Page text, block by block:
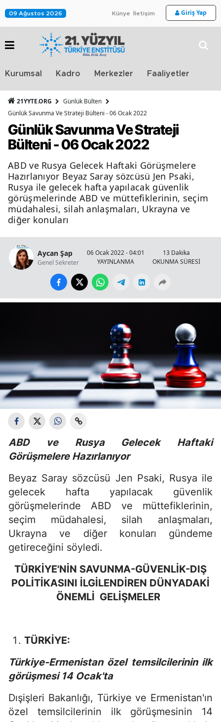
09 Ağustos 2026 Künye İletişim Giriş Yap
Kurumsal Kadro Merkezler Faaliyetler
21YYTE.ORG
Günlük Bülten
Günlük Savunma Ve Strateji Bülteni - 06 Ocak 2022
Günlük Savunma Ve Strateji
Bülteni - 06 Ocak 2022
ABD ve Rusya Gelecek Haftaki Görüşmelere
Hazırlanıyor Beyaz Saray sözcüsü Jen Psaki,
Rusya ile gelecek hafta yapılacak güvenlik
görüşmelerinde ABD ve müttefiklerinin, seçim
müdahalesi, silah anlaşmaları, Ukrayna ve
diğer konuları
Aycan Şap
Genel Sekreter
06 Ocak 2022 - 04:01
YAYINLANMA
13 Dakika
OKUNMA SÜRESİ
ABD ve Rusya Gelecek Haftaki
Görüşmelere Hazırlanıyor
Beyaz Saray sözcüsü Jen Psaki, Rusya ile
gelecek hafta yapılacak güvenlik
görüşmelerinde ABD ve müttefiklerinin,
seçim müdahalesi, silah anlaşmaları,
Ukrayna ve diğer konuları gündeme
getireceğini söyledi.
TÜRKİYE'NİN SAVUNMA-GÜVENLİK-DIŞ
POLİTİKASINI İLGİLENDİREN DÜNYADAKİ
ÖNEMLİ GELİŞMELER
TÜRKİYE:
Türkiye-Ermenistan özel temsilcilerinin ilk
görüşmesi 14 Ocak'ta
Dışişleri Bakanlığı, Türkiye ve Ermenistan'ın
özel temsilcilerinin ilk görüşmesinin 14